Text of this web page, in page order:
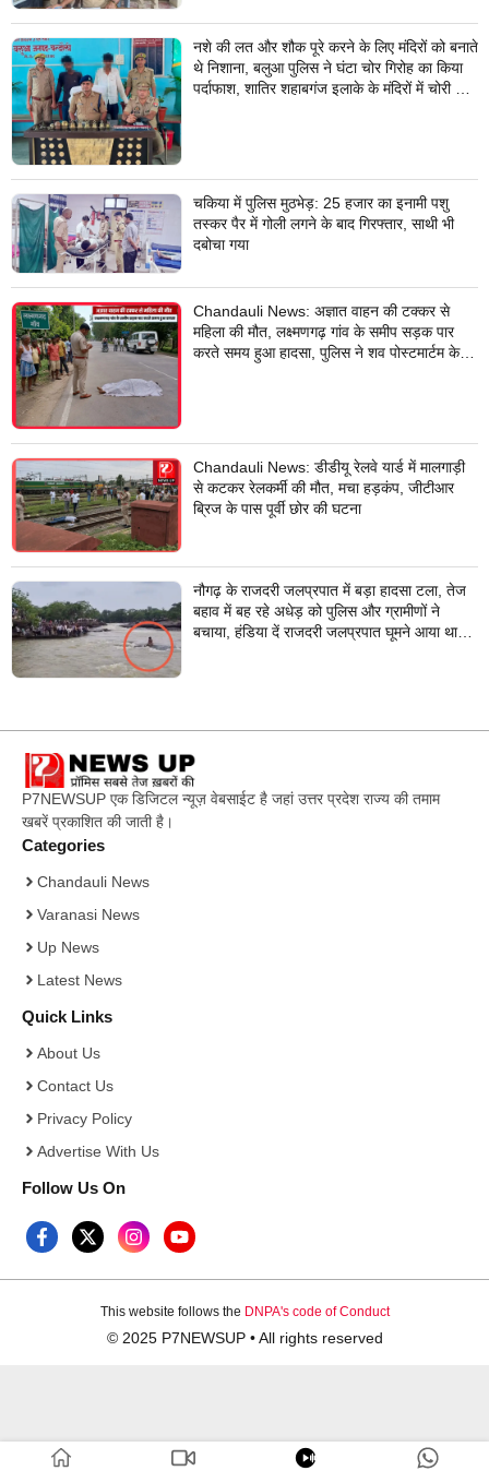
नशे की लत और शौक पूरे करने के लिए मंदिरों को बनाते
थे निशाना, बलुआ पुलिस ने घंटा चोर गिरोह का किया
पर्दाफाश, शातिर शहाबगंज इलाके के मंदिरों में चोरी की
चकिया में पुलिस मुठभेड़: 25 हजार का इनामी पशु
तस्कर पैर में गोली लगने के बाद गिरफ्तार, साथी भी
दबोचा गया
Chandauli News: अज्ञात वाहन की टक्कर से
महिला की मौत, लक्ष्मणगढ़ गांव के समीप सड़क पार
करते समय हुआ हादसा, पुलिस ने शव पोस्टमार्टम के
Chandauli News: डीडीयू रेलवे यार्ड में मालगाड़ी
से कटकर रेलकर्मी की मौत, मचा हड़कंप, जीटीआर
ब्रिज के पास पूर्वी छोर की घटना
नौगढ़ के राजदरी जलप्रपात में बड़ा हादसा टला, तेज
बहाव में बह रहे अधेड़ को पुलिस और ग्रामीणों ने
बचाया, हंडिया दें राजदरी जलप्रपात घूमने आया था
P7NEWSUP एक डिजिटल न्यूज़ वेबसाईट है जहां उत्तर प्रदेश राज्य की तमाम
खबरें प्रकाशित की जाती है।
Categories
Chandauli News
Varanasi News
Up News
Latest News
Quick Links
About Us
Contact Us
Privacy Policy
Advertise With Us
Follow Us On
This website follows the DNPA's code of Conduct
© 2025 P7NEWSUP • All rights reserved